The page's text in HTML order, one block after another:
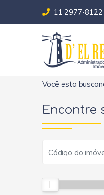
11 2977-8122
Você esta
Encontre